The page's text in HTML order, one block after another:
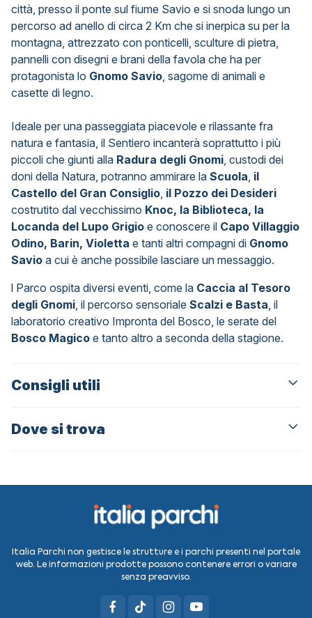
città, presso il ponte sul fiume Savio e si snoda lungo un
percorso ad anello di circa 2 Km che si inerpica su per la
montagna, attrezzato con ponticelli, sculture di pietra,
pannelli con disegni e brani della favola che ha per
protagonista lo Gnomo Savio , sagome di animali e
casette di legno.
Ideale per una passeggiata piacevole e rilassante fra
natura e fantasia, il Sentiero incanterà soprattutto i più
piccoli che giunti alla Radura degli Gnomi , custodi dei
doni della Natura, potranno ammirare la Scuola il
Castello del Gran Consiglio il Pozzo dei Desideri
costrutito dal vecchissimo Knoc, la Biblioteca, la
Locanda del Lupo Grigio e conoscere il Capo Villaggio
Odino, Barin, Violetta e tanti altri compagni di Gnomo
Savio a cui è anche possibile lasciare un messaggio.
l Parco ospita diversi eventi, come la Caccia al Tesoro
degli Gnomi , il percorso sensoriale Scalzi e Basta , il
laboratorio creativo Impronta del Bosco, le serate del
Bosco Magico e tanto altro a seconda della stagione.
Consigli utili
Dove si trova
Italia Parchi non gestisce le strutture e i parchi presenti nel portale
web. Le informazioni prodotte possono contenere errori o variare
senza preavviso.